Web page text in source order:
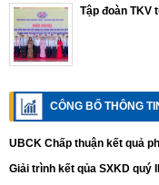
Tập đoàn TKV
CÔNG BỐ THÔNG
UBCK Chấp thuận kết quả
Giải trình kết qủa SXKD quý